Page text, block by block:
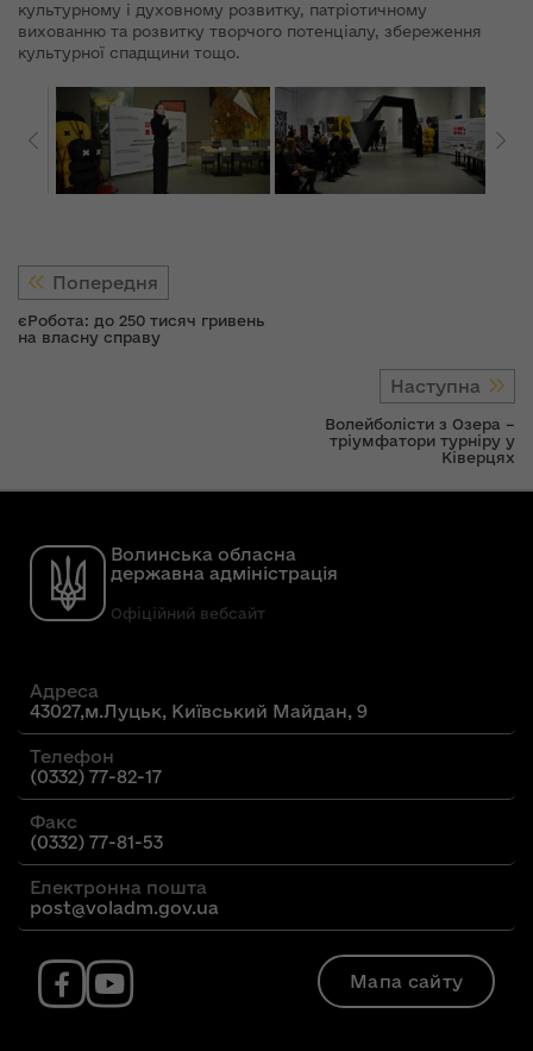
культурному і духовному розвитку, патріотичному
вихованню та розвитку творчого потенціалу, збереження
культурної спадщини тощо.
Попередня
єРобота: до 250 тисяч гривень
на власну справу
Наступна
Волейболісти з Озера –
тріумфатори турніру у
Ківерцях
Волинська обласна
державна адміністрація
Офіційний вебсайт
Адреса
43027,м.Луцьк, Київський Майдан, 9
Телефон
(0332) 77-82-17
Факс
(0332) 77-81-53
Електронна пошта
post@voladm.gov.ua
Мапа сайту